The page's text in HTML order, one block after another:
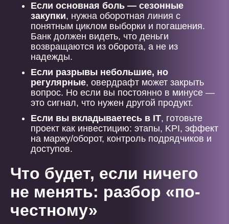
Если основная боль — сезонные
закупки, нужна оборотная линия с
понятным циклом выборки и погашения.
Банк должен видеть, что деньги
возвращаются из оборота, а не из
надежды.
Если разрывы небольшие, но
регулярные, овердрафт может закрыть
вопрос. Но если вы постоянно в минусе —
это сигнал, что нужен другой продукт.
Если вы вкладываетесь в IT, готовьте
проект как инвестицию: этапы, KPI, эффект
на маржу/оборот, контроль подрядчиков и
доступов.
Что будет, если ничего
не менять: разбор «по-
честному»